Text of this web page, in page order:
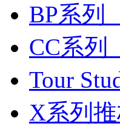
BP系列
CC系列
Tour
X系列